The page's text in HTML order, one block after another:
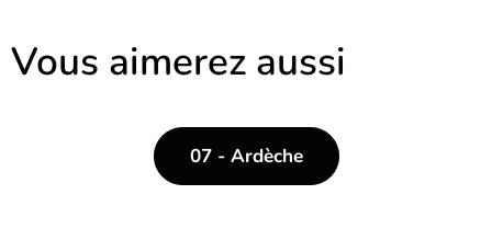
Vous aimerez aussi
07 - Ardèche